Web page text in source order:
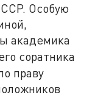
Особую
академика
соратника
праву